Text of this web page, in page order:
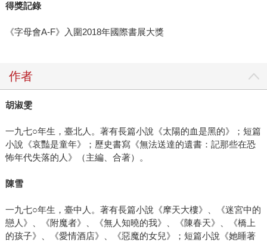
得獎記錄
《字母會A-F》入圍2018年國際書展大獎
作者
胡淑雯
一九七○年生，臺北人。著有長篇小說《太陽的血是黑的》；短篇
小說《哀豔是童年》；歷史書寫《無法送達的遺書：記那些在恐
怖年代失落的人》（主編、合著）。
陳雪
一九七○年生，臺中人。著有長篇小說《摩天大樓》、《迷宮中的
戀人》、《附魔者》、《無人知曉的我》、《陳春天》、《橋上
的孩子》、《愛情酒店》、《惡魔的女兒》；短篇小說《她睡著